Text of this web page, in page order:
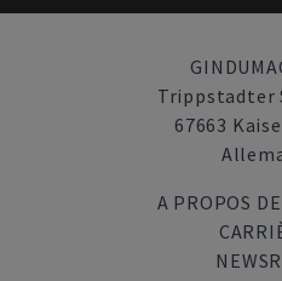
Trippstadter
67663
A PROPOS